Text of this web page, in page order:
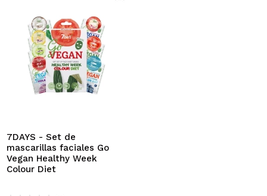
No tengo cuenta aquí
QUIERO REGISTRARME
tus compras rápidamente, revisar el estado de tus
pedidos y consultar tus operaciones anteriores.
7DAYS - Set de
mascarillas faciales Go
Vegan Healthy Week
Colour Diet